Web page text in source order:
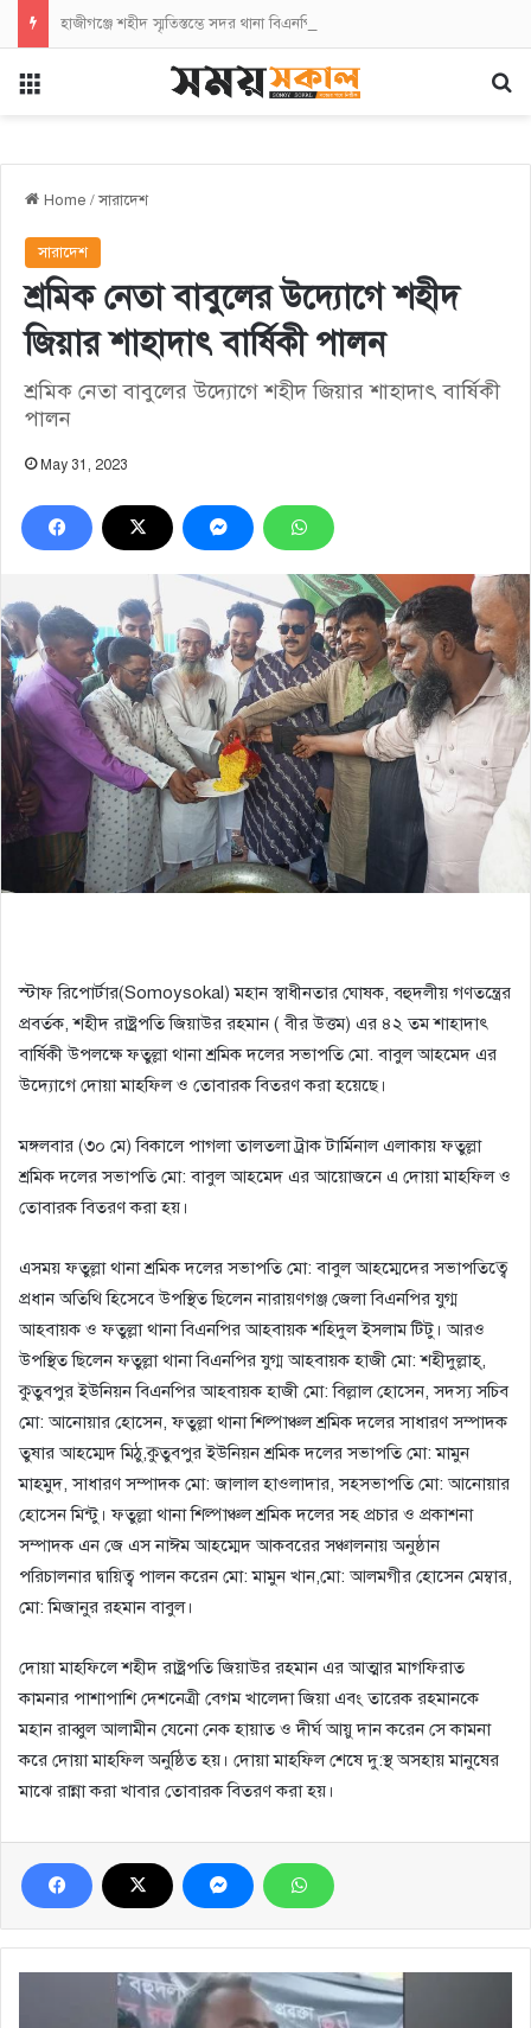
হাজীগঞ্জে শহীদ স্মৃতিস্তম্ভে সদর থানা বিএনপির পুষ্পস্তবক অর্পণ
Home /সারাদেশ
সারাদেশ
শ্রমিক নেতা বাবুলের উদ্যোগে শহীদ
জিয়ার শাহাদাৎ বার্ষিকী পালন
শ্রমিক নেতা বাবুলের উদ্যোগে শহীদ জিয়ার শাহাদাৎ বার্ষিকী
পালন
May 31, 2023
স্টাফ রিপোর্টার(Somoysokal) মহান স্বাধীনতার ঘোষক, বহুদলীয় গণতন্ত্রের
প্রবর্তক, শহীদ রাষ্ট্রপতি জিয়াউর রহমান ( বীর উত্তম) এর ৪২ তম শাহাদাৎ
বার্ষিকী উপলক্ষে ফতুল্লা থানা শ্রমিক দলের সভাপতি মো. বাবুল আহমেদ এর
উদ্যোগে দোয়া মাহফিল ও তোবারক বিতরণ করা হয়েছে।
মঙ্গলবার (৩০ মে) বিকালে পাগলা তালতলা ট্রাক টার্মিনাল এলাকায় ফতুল্লা
শ্রমিক দলের সভাপতি মো: বাবুল আহমেদ এর আয়োজনে এ দোয়া মাহফিল ও
তোবারক বিতরণ করা হয়।
এসময় ফতুল্লা থানা শ্রমিক দলের সভাপতি মো: বাবুল আহম্মেদের সভাপতিত্বে
প্রধান অতিথি হিসেবে উপস্থিত ছিলেন নারায়ণগঞ্জ জেলা বিএনপির যুগ্ম
আহবায়ক ও ফতুল্লা থানা বিএনপির আহবায়ক শহিদুল ইসলাম টিটু। আরও
উপস্থিত ছিলেন ফতুল্লা থানা বিএনপির যুগ্ম আহবায়ক হাজী মো: শহীদুল্লাহ্,
কুতুবপুর ইউনিয়ন বিএনপির আহবায়ক হাজী মো: বিল্লাল হোসেন, সদস্য সচিব
মো: আনোয়ার হোসেন, ফতুল্লা থানা শিল্পাঞ্চল শ্রমিক দলের সাধারণ সম্পাদক
তুষার আহম্মেদ মিঠু,কুতুবপুর ইউনিয়ন শ্রমিক দলের সভাপতি মো: মামুন
মাহমুদ, সাধারণ সম্পাদক মো: জালাল হাওলাদার, সহসভাপতি মো: আনোয়ার
হোসেন মিন্টু। ফতুল্লা থানা শিল্পাঞ্চল শ্রমিক দলের সহ প্রচার ও প্রকাশনা
সম্পাদক এন জে এস নাঈম আহম্মেদ আকবরের সঞ্চালনায় অনুষ্ঠান
পরিচালনার দ্বায়িত্ব পালন করেন মো: মামুন খান,মো: আলমগীর হোসেন মেম্বার,
মো: মিজানুর রহমান বাবুল।
দোয়া মাহফিলে শহীদ রাষ্ট্রপতি জিয়াউর রহমান এর আত্মার মাগফিরাত
কামনার পাশাপাশি দেশনেত্রী বেগম খালেদা জিয়া এবং তারেক রহমানকে
মহান রাব্বুল আলামীন যেনো নেক হায়াত ও দীর্ঘ আয়ু দান করেন সে কামনা
করে দোয়া মাহফিল অনুষ্ঠিত হয়। দোয়া মাহফিল শেষে দু:স্থ অসহায় মানুষের
মাঝে রান্না করা খাবার তোবারক বিতরণ করা হয়।